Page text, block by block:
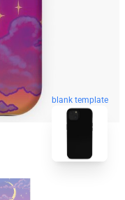
blank template